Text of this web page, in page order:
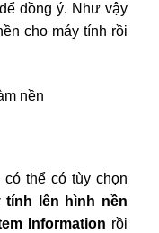
đồng ý. Như vậy
cho máy tính rồi
có thể có tùy chọn
tính lên hình nền
Information rồi